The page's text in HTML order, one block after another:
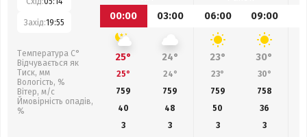
Захід:19:55
Температура С°
Відчувається як
Тиск, мм
Вологість, %
Вітер, м/с
Ймовірність опадів,
%
00:00
03:00 06:00 09:00
25° 24° 23° 30°
25° 24° 23° 30°
759
759 759 758
40
48 50
36
3
3 3
3